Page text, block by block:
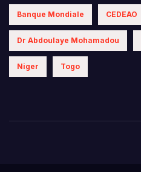
Banque Mondiale CEDEAO
Dr Abdoulaye Mohamadou
Niger Togo